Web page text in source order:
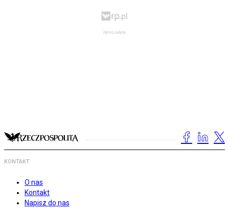
KONTAKT
O nas
Kontakt
Napisz do nas